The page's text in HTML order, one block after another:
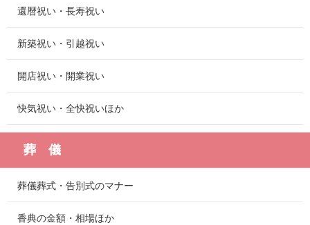
還暦祝い・長寿祝い
新築祝い・引越祝い
開店祝い・開業祝い
快気祝い・全快祝いほか
葬 儀
葬儀葬式・告別式のマナー
香典の金額・相場ほか